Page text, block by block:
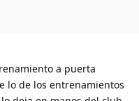
a puerta
lo de los entrenamientos